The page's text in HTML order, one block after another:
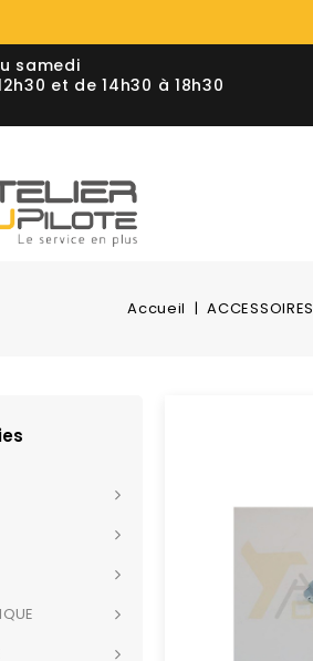
samedi
et de 14h30 à 18h30
Accueil ACCESSOIRES